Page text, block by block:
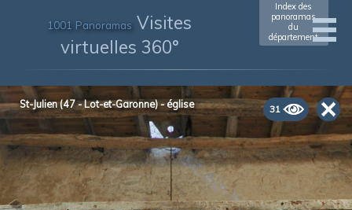
1001 Panoramas Visites
virtuelles 360°
Index des
panoramas
du
département
31
St-Julien (47 - Lot-et-Garonne) - église